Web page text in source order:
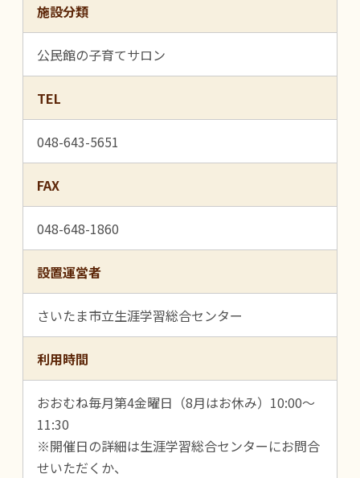
施設分類
公民館の子育てサロン
TEL
048-643-5651
FAX
048-648-1860
設置運営者
さいたま市立生涯学習総合センター
利用時間
おおむね毎月第4金曜日（8月はお休み）10:00～
11:30
※開催日の詳細は生涯学習総合センターにお問合
せいただくか、